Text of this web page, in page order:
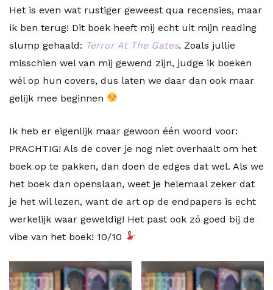
Het is even wat rustiger geweest qua recensies, maar
ik ben terug! Dit boek heeft mij echt uit mijn reading
slump gehaald: Terror At The Gates. Zoals jullie
misschien wel van mij gewend zijn, judge ik boeken
wél op hun covers, dus laten we daar dan ook maar
gelijk mee beginnen
Ik heb er eigenlijk maar gewoon één woord voor:
PRACHTIG! Als de cover je nog niet overhaalt om het
boek op te pakken, dan doen de edges dat wel. Als we
het boek dan openslaan, weet je helemaal zeker dat
je het wil lezen, want de art op de endpapers is echt
werkelijk waar geweldig! Het past ook zó goed bij de
vibe van het boek! 10/10